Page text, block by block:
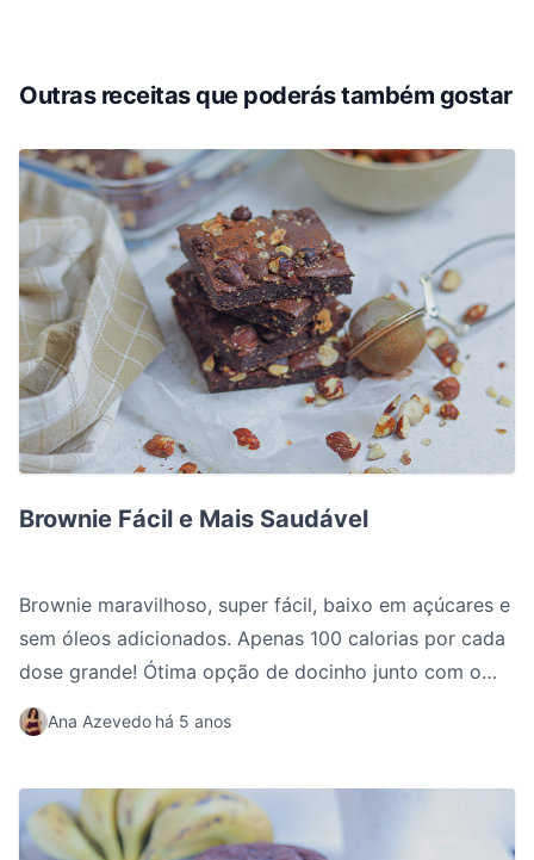
Outras receitas que poderás também gostar
Brownie Fácil e Mais Saudável
Brownie maravilhoso, super fácil, baixo em açúcares e
sem óleos adicionados. Apenas 100 calorias por cada
dose grande! Ótima opção de docinho junto com o
seu café.
Ana Azevedo há 5 anos